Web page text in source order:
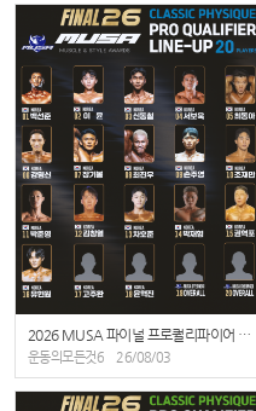
2026 MUSA 파이널 프로퀄리파이어 라인업
운동의모든것6 26/08/03